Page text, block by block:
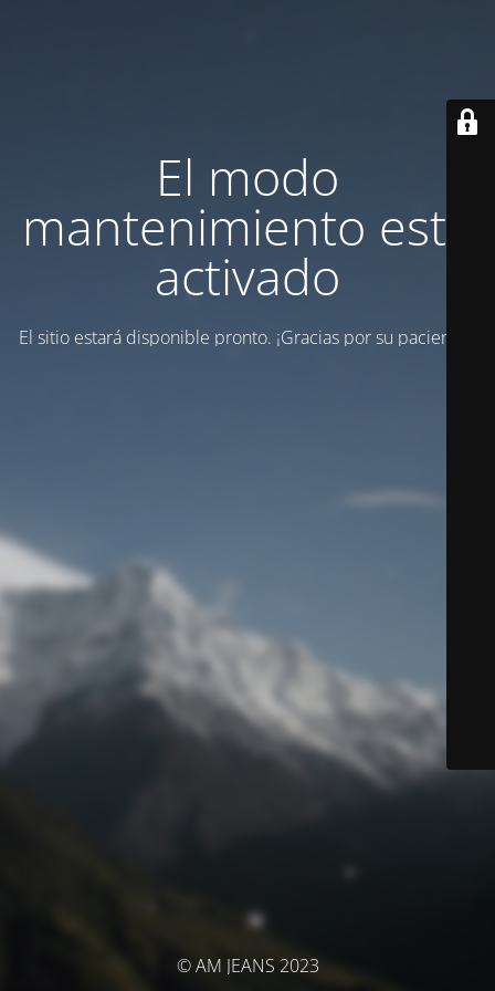
El modo
mantenimiento está
activado
El sitio estará disponible pronto. ¡Gracias por su paciencia!
© AM JEANS 2023